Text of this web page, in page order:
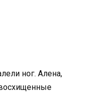
ног. Алена,